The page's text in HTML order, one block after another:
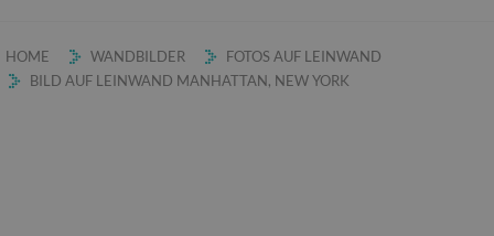
HOME WANDBILDER
FOTOS AUF LEINWAND
BILD AUF LEINWAND MANHATTAN, NEW YORK